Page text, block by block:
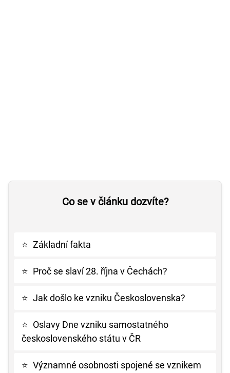
Co se v článku dozvíte?
⭐ Základní fakta
⭐ Proč se slaví 28. října v Čechách?
⭐ Jak došlo ke vzniku Československa?
⭐ Oslavy Dne vzniku samostatného
československého státu v ČR
⭐ Významné osobnosti spojené se vznikem